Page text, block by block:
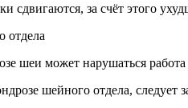
сдвигаются, за счёт этого
шеи может нарушаться
шейного отдела, следует